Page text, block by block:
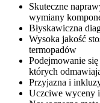
Skuteczne
wymiany
Błyskawiczna
Wysoka jakość
termopadów
Podejmowanie
których
Przyjazna i
Uczciwe wyceny i